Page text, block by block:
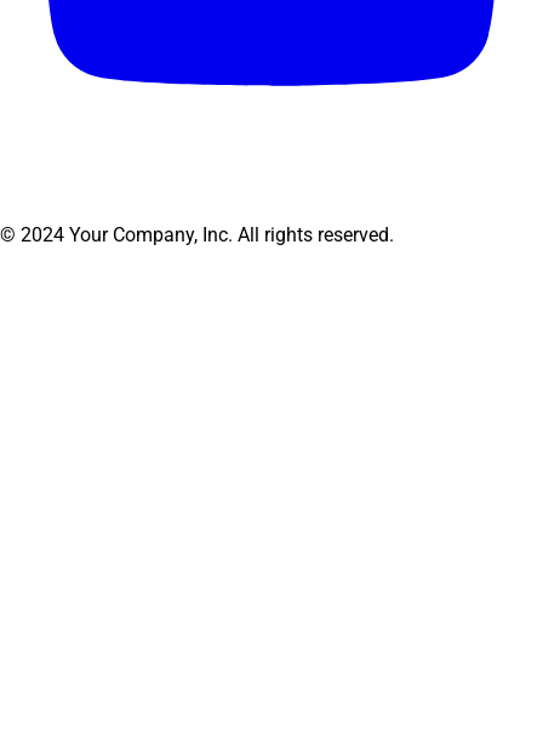
© 2024 Your Company, Inc. All rights reserved.